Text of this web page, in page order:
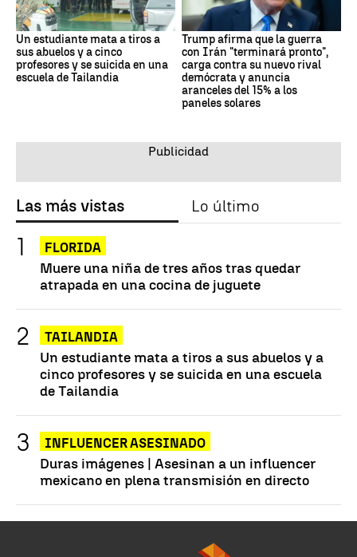
Un estudiante mata a tiros a
sus abuelos y a cinco
profesores y se suicida en una
escuela de Tailandia
Trump afirma que la guerra
con Irán "terminará pronto",
carga contra su nuevo rival
demócrata y anuncia
aranceles del 15% a los
paneles solares
Las más vistas Lo último
FLORIDA
Muere una niña de tres años tras quedar
atrapada en una cocina de juguete
TAILANDIA
Un estudiante mata a tiros a sus abuelos y a
cinco profesores y se suicida en una escuela
de Tailandia
INFLUENCER ASESINADO
Duras imágenes | Asesinan a un influencer
mexicano en plena transmisión en directo